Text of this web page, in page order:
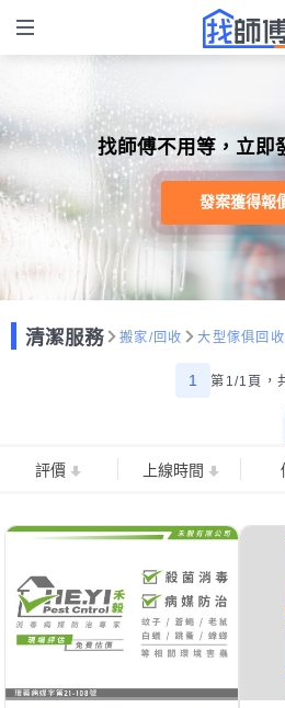
找師傅不用等，立即
發案獲得報
清潔服務 搬家/回收 大型傢俱回收
1 第1/1頁，
評價 上線時間